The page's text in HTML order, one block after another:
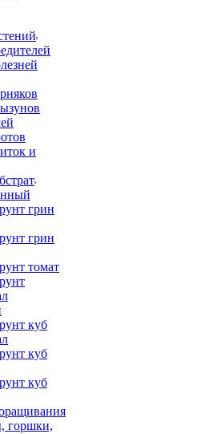
и
грин
грин
томат
куб
куб
куб
горшки,